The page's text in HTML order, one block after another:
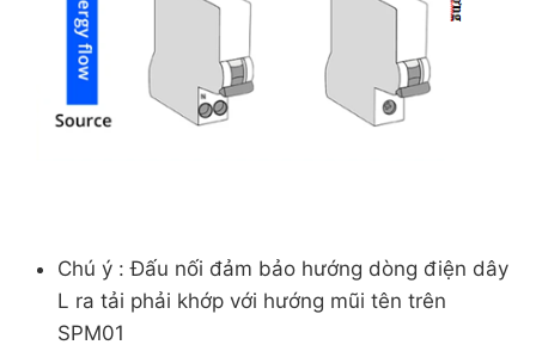
Chú ý : Đấu nối đảm bảo hướng dòng điện dây
L ra tải phải khớp với hướng mũi tên trên
SPM01